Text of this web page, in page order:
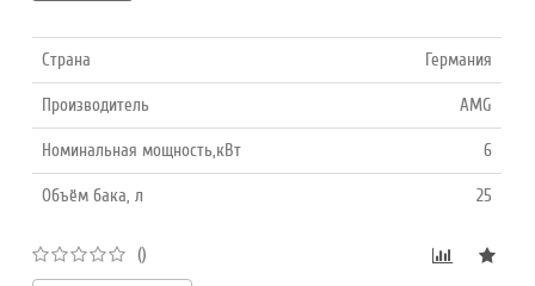
Страна Германия
Производитель AMG
Номинальная мощность,кВт 6
Объём бака, л 25
()